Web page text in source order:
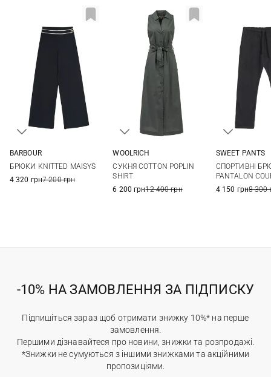
BARBOUR
БРЮКИ KNITTED MAISYS
4 320 грн7 200 грн
WOOLRICH
СУКНЯ COTTON POPLIN
SHIRT
6 200 грн12 400 грн
SWEET PANTS
СПОРТИВНІ
PANTALON
4 150 грн8 300
-10% НА ЗАМОВЛЕННЯ ЗА ПІДПИСКУ
Підпишіться зараз щоб отримати знижку 10%* на перше
замовлення.
Першими дізнавайтеся про новини, знижки та розпродажі.
*Знижки не сумуються з іншими знижками та акційними
пропозиціями.